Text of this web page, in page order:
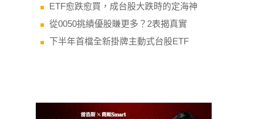
ETF愈跌愈買，成台股大跌時的定海神
從0050挑績優股賺更多？2表揭真實
下半年首檔全新掛牌主動式台股ETF